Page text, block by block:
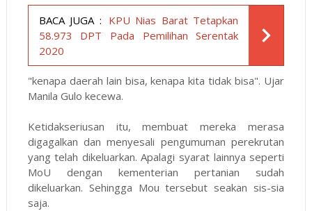
BACA JUGA : KPU Nias Barat Tetapkan
58.973 DPT Pada Pemilihan Serentak
2020
"kenapa daerah lain bisa, kenapa kita tidak bisa". Ujar
Manila Gulo kecewa.
Ketidakseriusan itu, membuat mereka merasa
digagalkan dan menyesali pengumuman perekrutan
yang telah dikeluarkan. Apalagi syarat lainnya seperti
MoU dengan kementerian pertanian sudah
dikeluarkan. Sehingga Mou tersebut seakan sis-sia
saja.